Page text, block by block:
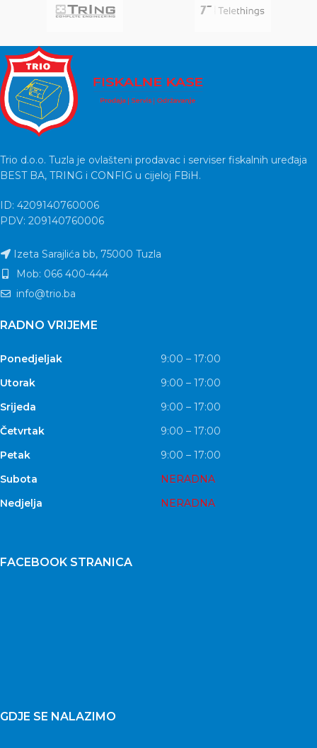
Trio d.o.o. Tuzla je ovlašteni prodavac i serviser fiskalnih uređaja
BEST BA, TRING i CONFIG u cijeloj FBiH.
ID: 4209140760006
PDV: 209140760006
Izeta Sarajlića bb, 75000 Tuzla
Mob: 066 400-444
info@trio.ba
RADNO VRIJEME
Ponedjeljak
9:00 – 17:00
Utorak
9:00 – 17:00
Srijeda
9:00 – 17:00
Četvrtak
9:00 – 17:00
Petak
9:00 – 17:00
Subota
NERADNA
Nedjelja
NERADNA
FACEBOOK STRANICA
GDJE SE NALAZIMO